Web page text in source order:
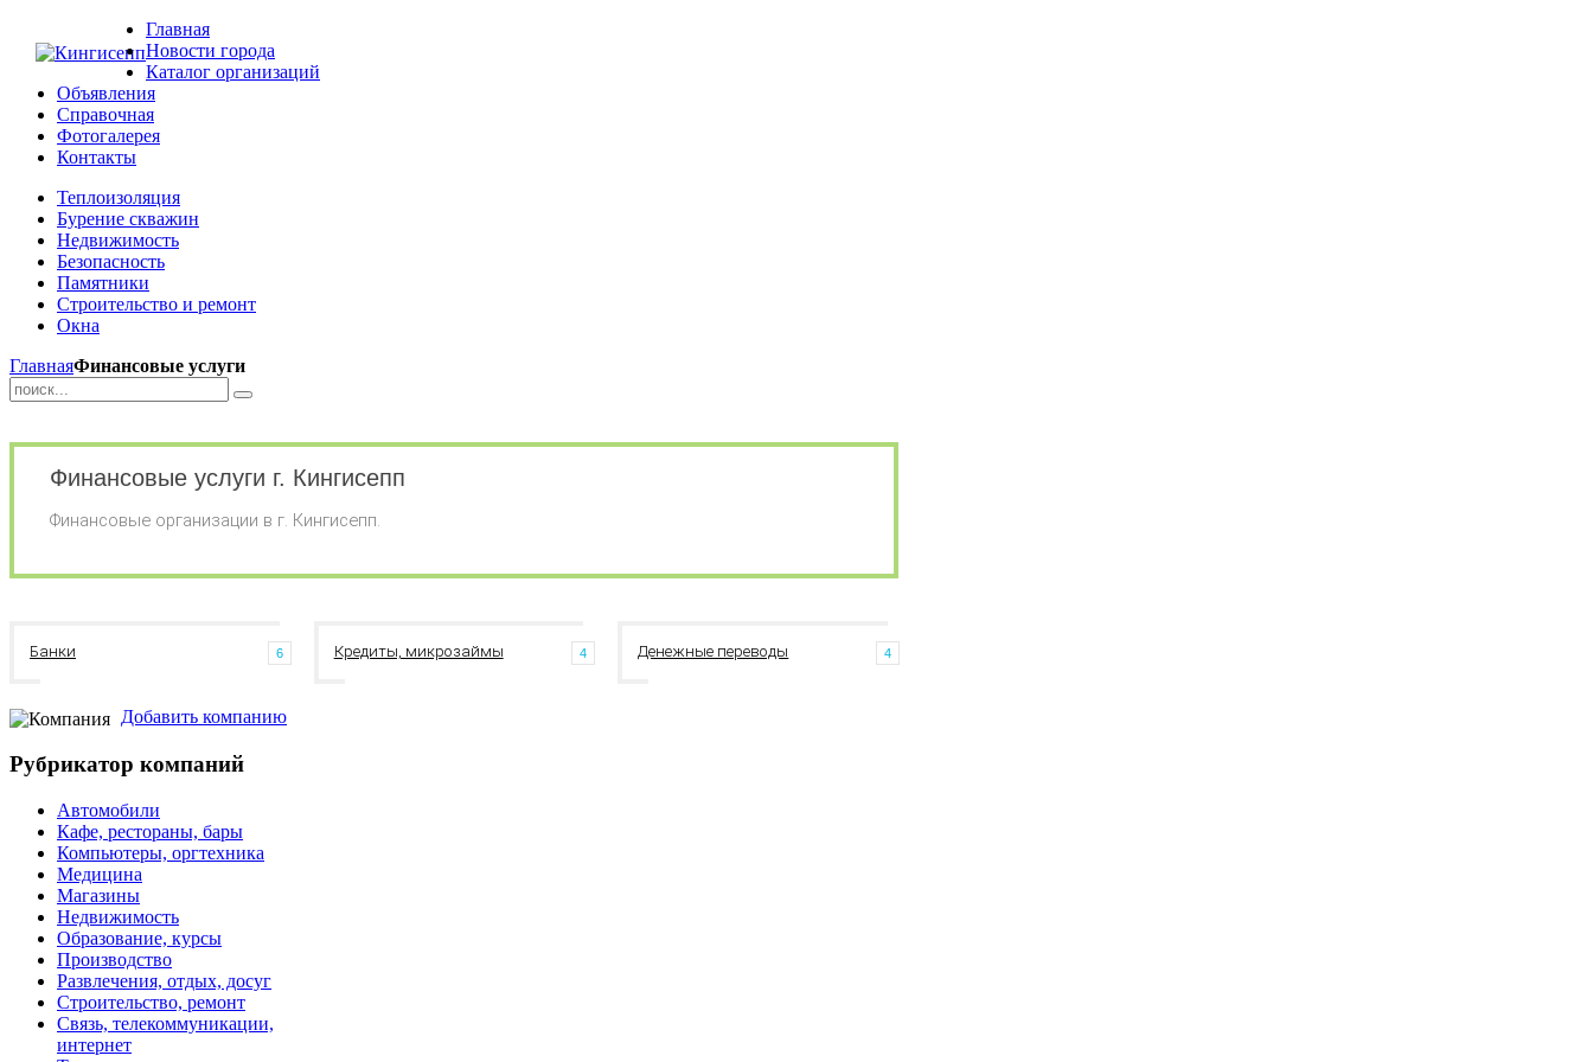
Главная
Новости города
Каталог организаций
Объявления
Справочная
Фотогалерея
Контакты
Теплоизоляция
Бурение скважин
Недвижимость
Безопасность
Памятники
Строительство и ремонт
Окна
ГлавнаяФинансовые услуги
Финансовые услуги г. Кингисепп
Финансовые организации в г. Кингисепп.
Банки 6 Кредиты, микрозаймы 4 Денежные переводы 4
Добавить компанию
Рубрикатор компаний
Автомобили
Кафе, рестораны, бары
Компьютеры, оргтехника
Медицина
Магазины
Недвижимость
Образование, курсы
Производство
Развлечения, отдых, досуг
Строительство, ремонт
Связь, телекоммуникации,
интернет